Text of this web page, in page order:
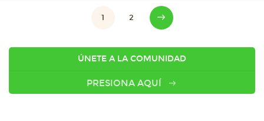
1 2
ÚNETE A LA COMUNIDAD
PRESIONA AQUÍ